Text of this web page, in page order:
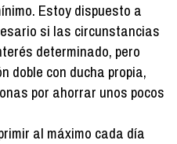
Estoy dispuesto a
si las circunstancias
determinado, pero
doble con ducha propia,
por ahorrar unos pocos
al máximo cada día